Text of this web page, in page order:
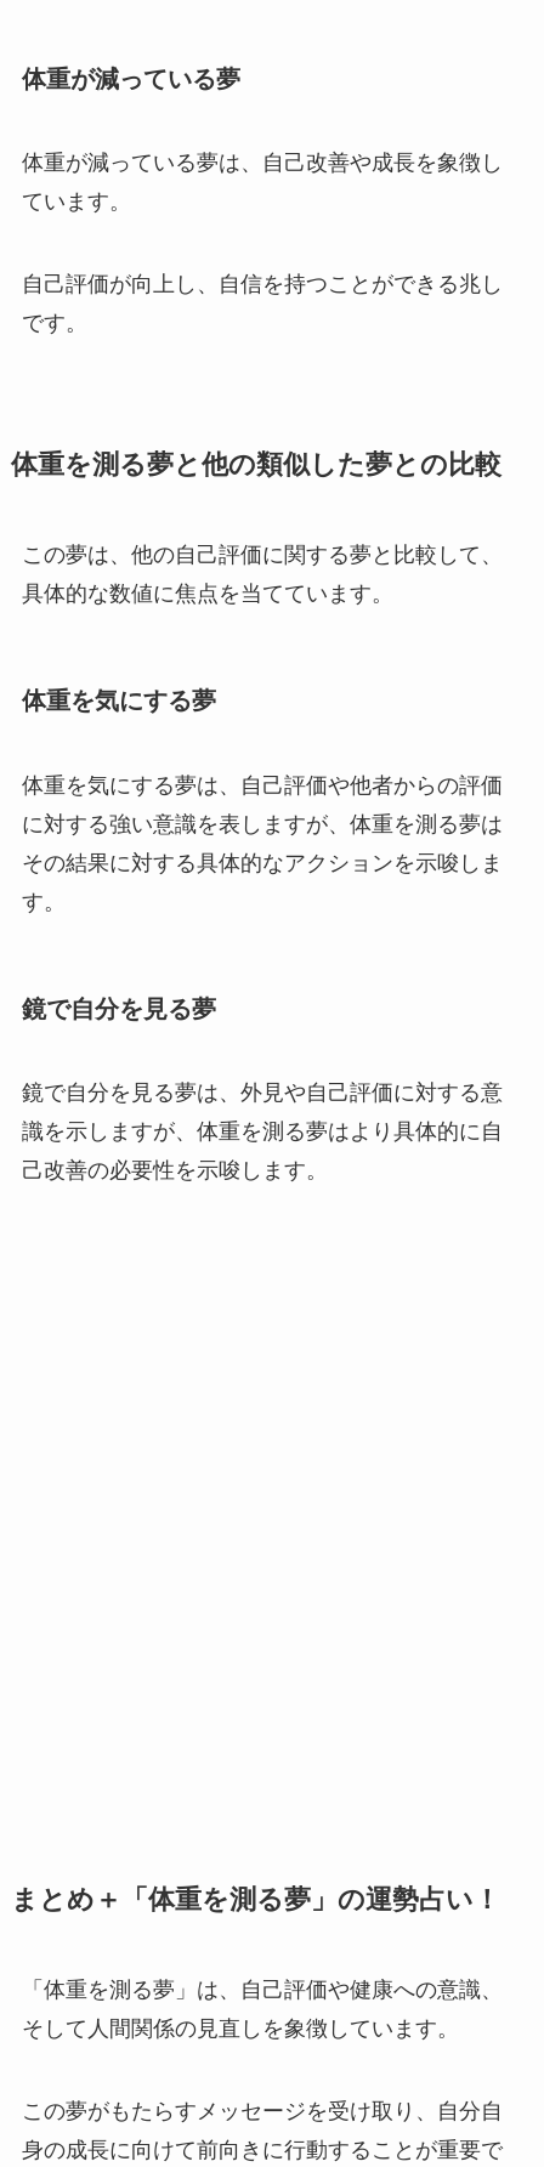
体重が減っている夢
体重が減っている夢は、自己改善や成長を象徴し
ています。
自己評価が向上し、自信を持つことができる兆し
です。
体重を測る夢と他の類似した夢との比較
この夢は、他の自己評価に関する夢と比較して、
具体的な数値に焦点を当てています。
体重を気にする夢
体重を気にする夢は、自己評価や他者からの評価
に対する強い意識を表しますが、体重を測る夢は
その結果に対する具体的なアクションを示唆しま
す。
鏡で自分を見る夢
鏡で自分を見る夢は、外見や自己評価に対する意
識を示しますが、体重を測る夢はより具体的に自
己改善の必要性を示唆します。
まとめ＋「体重を測る夢」の運勢占い！
「体重を測る夢」は、自己評価や健康への意識、
そして人間関係の見直しを象徴しています。
この夢がもたらすメッセージを受け取り、自分自
身の成長に向けて前向きに行動することが重要で